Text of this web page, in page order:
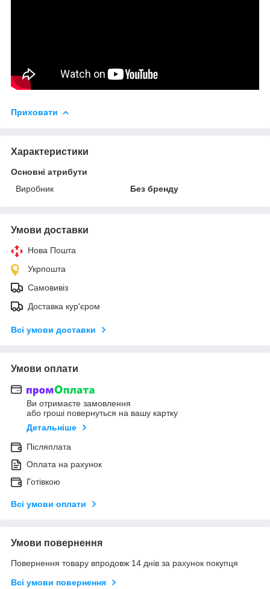
Приховати
Характеристики
Основні атрибути
Виробник
Без бренду
Умови доставки
Нова Пошта
Укрпошта
Самовивіз
Доставка кур'єром
Всі умови доставки
Умови оплати
Ви отримаєте замовлення
або гроші повернуться на вашу картку
Детальніше
Післяплата
Оплата на рахунок
Готівкою
Всі умови оплати
Умови повернення
Повернення товару впродовж 14 днів за рахунок покупця
Всі умови повернення